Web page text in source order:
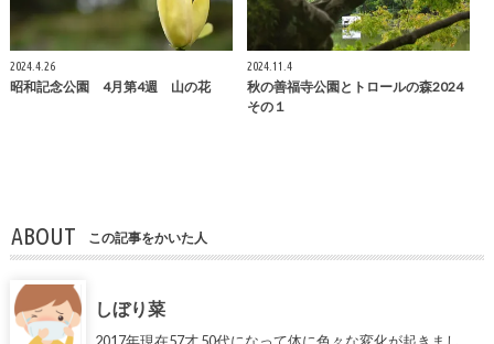
2024.4.26
昭和記念公園 4月第4週 山の花
2024.11.4
秋の善福寺公園とトロールの森2024
その１
ABOUT この記事をかいた人
しぼり菜
2017年現在57才 50代になって体に色々な変化が起きまし